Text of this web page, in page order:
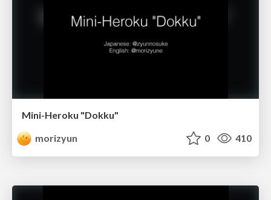
Mini-Heroku "Dokku"
morizyun
0 410